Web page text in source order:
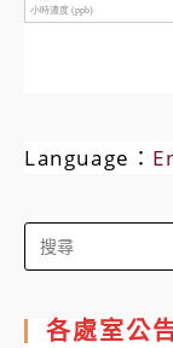
Language：
Search
for:
各處室公